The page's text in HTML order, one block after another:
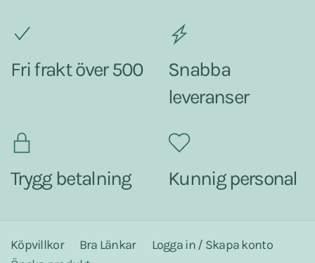
Fri frakt över 500
Snabba
leveranser
Trygg betalning Kunnig personal
Köpvillkor Bra Länkar
Logga in / Skapa konto